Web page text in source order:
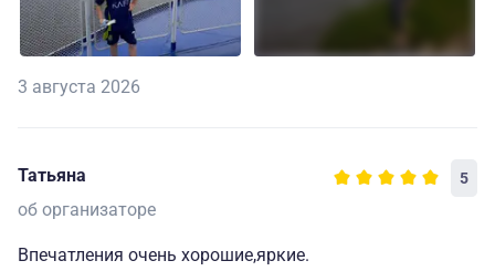
3 августа 2026
Татьяна 5
об организаторе
Впечатления очень хорошие,яркие.